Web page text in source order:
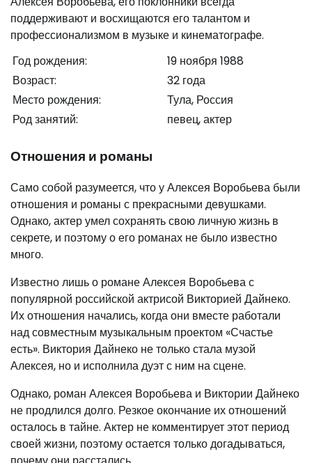
поддерживают и восхищаются его талантом и
профессионализмом в музыке и кинематографе.
Год рождения:
19 ноября 1988
Возраст:
32 года
Место рождения:
Тула, Россия
Род занятий:
певец, актер
Отношения и романы
Само собой разумеется, что у Алексея Воробьева были
отношения и романы с прекрасными девушками.
Однако, актер умел сохранять свою личную жизнь в
секрете, и поэтому о его романах не было известно
много.
Известно лишь о романе Алексея Воробьева с
популярной российской актрисой Викторией Дайнеко.
Их отношения начались, когда они вместе работали
над совместным музыкальным проектом «Счастье
есть». Виктория Дайнеко не только стала музой
Алексея, но и исполнила дуэт с ним на сцене.
Однако, роман Алексея Воробьева и Виктории Дайнеко
не продлился долго. Резкое окончание их отношений
осталось в тайне. Актер не комментирует этот период
своей жизни, поэтому остается только догадываться,